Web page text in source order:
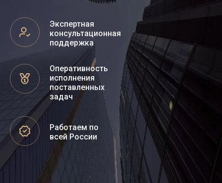
Экспертная
консультационная
поддержка
Оперативность
исполнения
поставленных
задач
Работаем по
всей России